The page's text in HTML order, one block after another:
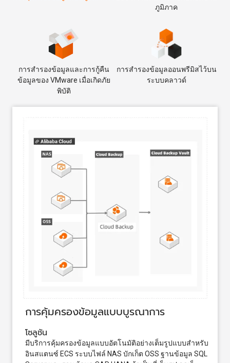
ภูมิภาค
การสำรองข้อมูลและการกู้คืน
ข้อมูลของ VMware เมื่อเกิดภัย
พิบัติ
การสำรองข้อมูลออนพรีมิสไว้บน
ระบบคลาวด์
การคุ้มครองข้อมูลแบบบูรณาการ
โซลูชัน
มีบริการคุ้มครองข้อมูลแบบอัตโนมัติอย่างเต็มรูปแบบสำหรับ
อินสแตนซ์ ECS ระบบไฟล์ NAS บักเก็ต OSS ฐานข้อมูล SQL